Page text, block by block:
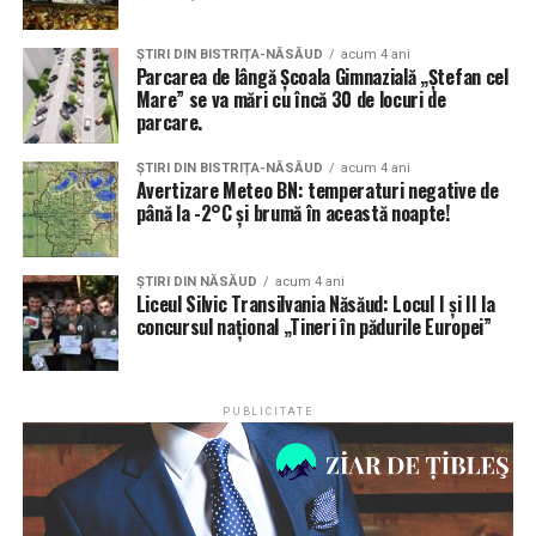
puțin la nivel județean
– Școala noastră este fondatoarea Asociației Școlilor
Verzi din România (de silvicultură, agricultură și mediu)
Europea România , afiliată la asociația școlilor verzi
europene Europea Europa.Această asociație are un site
propriu, creat și administrat tot de Liceul silvic
Transilvania
Erasmus din anul 2020, fiind printre primele Acreditări
Erasmus din județul Bistrița -Năsăud
– Sub egida Europea Europa se organizează anual
Concursul European de competențe în silvicultură,
școala noastră având 4 participări, 2 cu rezultate
notabile, care ne au înscris definitiv în elita școlilor
silvice europeneCele prezentate reflectă preocuparea
permanentă a școlii noastre de a oferi posibilitatea
ȘTIRI DIN BISTRIȚA-NĂSĂUD acum 4 ani
Parcarea de lângă Școala Gimnazială „Ștefan cel
Mare” se va mări cu încă 30 de locuri de
parcare.
ȘTIRI DIN BISTRIȚA-NĂSĂUD acum 4 ani
Avertizare Meteo BN: temperaturi negative de
până la -2°C și brumă în această noapte!
ȘTIRI DIN NĂSĂUD acum 4 ani
Liceul Silvic Transilvania Năsăud: Locul I și II la
concursul național „Tineri în pădurile Europei”
PUBLICITATE